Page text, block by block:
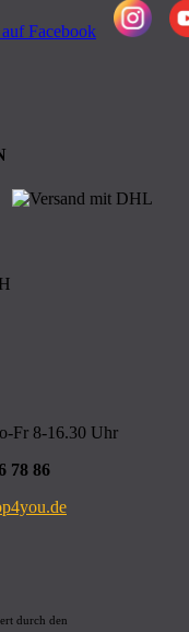
Fr 8-16.30 Uhr
78 86
durch den